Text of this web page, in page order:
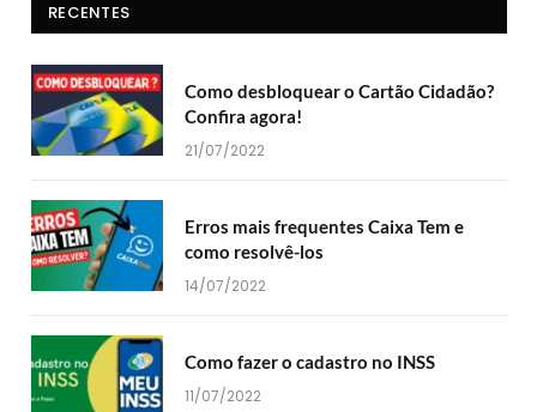
RECENTES
Como desbloquear o Cartão Cidadão?
Confira agora!
21/07/2022
Erros mais frequentes Caixa Tem e
como resolvê-los
14/07/2022
Como fazer o cadastro no INSS
11/07/2022